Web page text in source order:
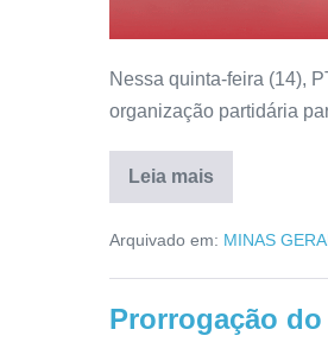
Nessa quinta-feira (14),
organização partidária
Leia mais
Arquivado em: MINAS
Prorrogação